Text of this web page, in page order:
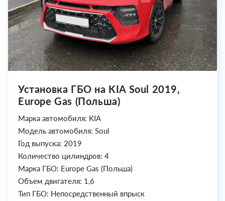
Установка ГБО на KIA Soul 2019,
Europe Gas (Польша)
Марка автомобиля: KIA
Модель автомобиля: Soul
Год выпуска: 2019
Количество цилиндров: 4
Марка ГБО: Europe Gas (Польша)
Объем двигателя: 1,6
Тип ГБО: Непосредственный впрыск